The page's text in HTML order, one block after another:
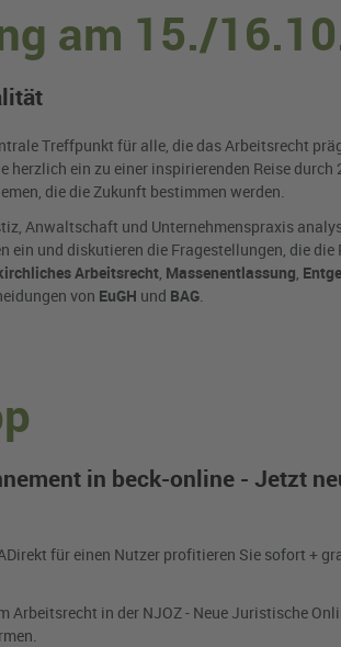
am 15./
Treffpunkt für alle, die das Arbeitsrecht
herzlich ein zu einer inspirierenden Reise
die die Zukunft bestimmen werden.
Anwaltschaft und Unternehmenspraxis
ein und diskutieren die Fragestellungen, die
Arbeitsrecht Massenentlassung
von EuGH und BAG
in beck-online - Jetzt
für einen Nutzer profitieren Sie sofort +
Arbeitsrecht in der NJOZ - Neue Juristische